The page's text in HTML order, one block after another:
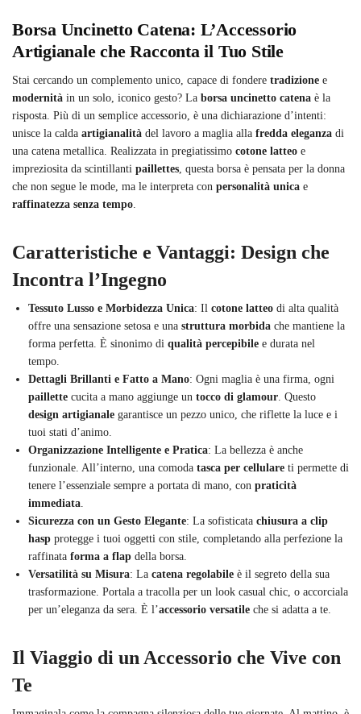
Borsa Uncinetto Catena: L’Accessorio
Artigianale che Racconta il Tuo Stile
Stai cercando un complemento unico, capace di fondere tradizione e
modernità in un solo, iconico gesto? La borsa uncinetto catena è la
risposta. Più di un semplice accessorio, è una dichiarazione d’intenti:
unisce la calda artigianalità del lavoro a maglia alla fredda eleganza di
una catena metallica. Realizzata in pregiatissimo cotone latteo e
impreziosita da scintillanti paillettes , questa borsa è pensata per la donna
che non segue le mode, ma le interpreta con personalità unica e
raffinatezza senza tempo
Caratteristiche e Vantaggi: Design che
Incontra l’Ingegno
Tessuto Lusso e Morbidezza Unica: Il cotone latteo di alta qualità
offre una sensazione setosa e una struttura morbida che mantiene la
forma perfetta. È sinonimo di qualità percepibile e durata nel
tempo.
Dettagli Brillanti e Fatto a Mano: Ogni maglia è una firma, ogni
paillette cucita a mano aggiunge un tocco di glamour . Questo
design artigianale garantisce un pezzo unico, che riflette la luce e i
tuoi stati d’animo.
Organizzazione Intelligente e Pratica: La bellezza è anche
funzionale. All’interno, una comoda tasca per cellulare ti permette di
tenere l’essenziale sempre a portata di mano, con praticità
immediata
Sicurezza con un Gesto Elegante: La sofisticata chiusura a clip
hasp protegge i tuoi oggetti con stile, completando alla perfezione la
raffinata forma a flap della borsa.
Versatilità su Misura: La catena regolabile è il segreto della sua
trasformazione. Portala a tracolla per un look casual chic, o accorciala
per un’eleganza da sera. È l’accessorio versatile che si adatta a te.
Il Viaggio di un Accessorio che Vive con
Te